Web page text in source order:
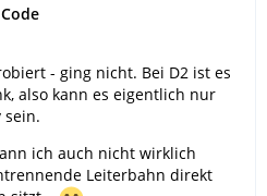
- ging nicht. Bei D2 ist es
also kann es eigentlich nur
sein.
ich auch nicht wirklich
Leiterbahn direkt